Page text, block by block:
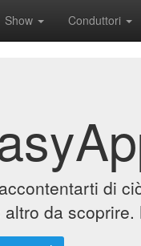
Show Conduttori
di
altro da